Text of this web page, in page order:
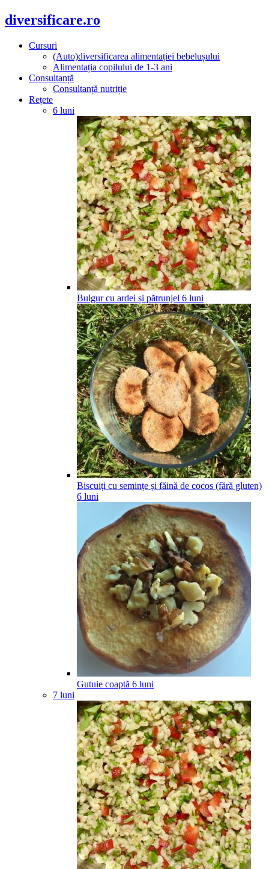
diversificare.ro
Cursuri
(Auto)diversificarea alimentației bebelușului
Alimentația copilului de 1-3 ani
Consultanță
Consultanță nutriție
Rețete
6 luni
Bulgur cu ardei și pătrunjel 6 luni
Biscuiți cu semințe și făină de cocos (fără gluten)
6 luni
Gutuie coaptă 6 luni
7 luni